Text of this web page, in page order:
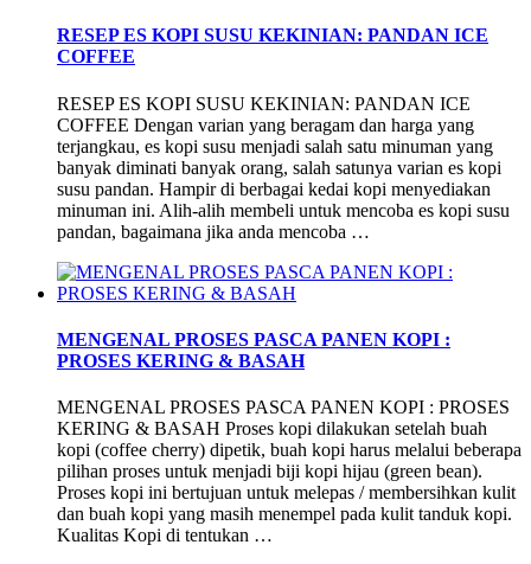
RESEP ES KOPI SUSU KEKINIAN: PANDAN ICE
COFFEE
RESEP ES KOPI SUSU KEKINIAN: PANDAN ICE
COFFEE Dengan varian yang beragam dan harga yang
terjangkau, es kopi susu menjadi salah satu minuman yang
banyak diminati banyak orang, salah satunya varian es kopi
susu pandan. Hampir di berbagai kedai kopi menyediakan
minuman ini. Alih-alih membeli untuk mencoba es kopi susu
pandan, bagaimana jika anda mencoba …
MENGENAL PROSES PASCA PANEN KOPI :
PROSES KERING & BASAH
MENGENAL PROSES PASCA PANEN KOPI : PROSES
KERING & BASAH Proses kopi dilakukan setelah buah
kopi (coffee cherry) dipetik, buah kopi harus melalui beberapa
pilihan proses untuk menjadi biji kopi hijau (green bean).
Proses kopi ini bertujuan untuk melepas / membersihkan kulit
dan buah kopi yang masih menempel pada kulit tanduk kopi.
Kualitas Kopi di tentukan …